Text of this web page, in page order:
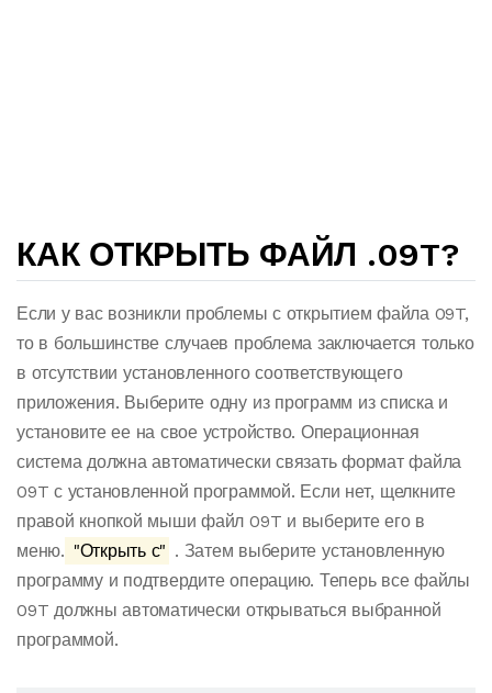
КАК ОТКРЫТЬ ФАЙЛ .09T?
Если у вас возникли проблемы с открытием файла 09T,
то в большинстве случаев проблема заключается только
в отсутствии установленного соответствующего
приложения. Выберите одну из программ из списка и
установите ее на свое устройство. Операционная
система должна автоматически связать формат файла
09T с установленной программой. Если нет, щелкните
правой кнопкой мыши файл 09T и выберите его в
меню. "Открыть с" . Затем выберите установленную
программу и подтвердите операцию. Теперь все файлы
09T должны автоматически открываться выбранной
программой.